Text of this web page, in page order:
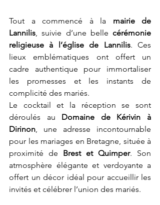
Tout a commencé à la mairie de
Lannilis, suivie d’une belle cérémonie
religieuse à l’église de Lannilis. Ces
lieux emblématiques ont offert un
cadre authentique pour immortaliser
les promesses et les instants de
complicité des mariés.
Le cocktail et la réception se sont
déroulés au Domaine de Kérivin à
Dirinon, une adresse incontournable
pour les mariages en Bretagne, située à
proximité de Brest et Quimper. Son
atmosphère élégante et verdoyante a
offert un décor idéal pour accueillir les
invités et célébrer l’union des mariés.